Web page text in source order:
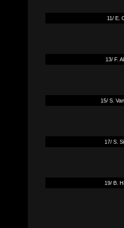
11/ E.
13/ F.
15/ S.
17/ S.
19/ B.